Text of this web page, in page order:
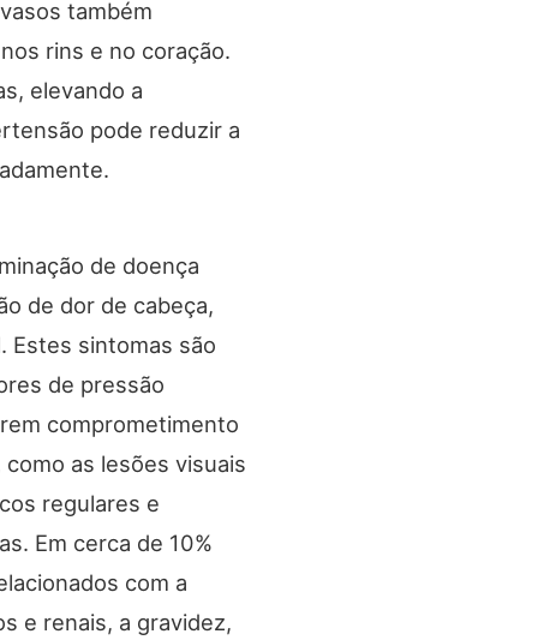
também
rins e no coração.
elevando a
pode reduzir a
de doença
de dor de cabeça,
Estes sintomas são
de pressão
comprometimento
as lesões visuais
regulares e
Em cerca de 10%
com a
e renais, a gravidez,